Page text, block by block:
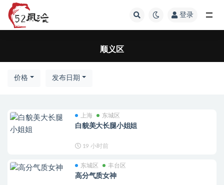
登录
顺义区
价格 发布日期
上海 东城区
白貌美大长腿小姐姐
19 小时前
东城区 丰台区
高分气质女神